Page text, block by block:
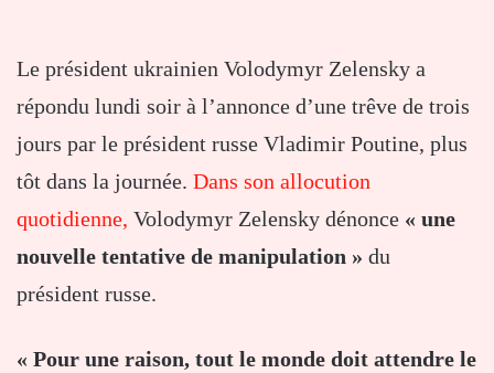
Le président ukrainien Volodymyr Zelensky a
répondu lundi soir à l’annonce d’une trêve de trois
jours par le président russe Vladimir Poutine, plus
tôt dans la journée. Dans son allocution
quotidienne, Volodymyr Zelensky dénonce « une
nouvelle tentative de manipulation » du
président russe.
« Pour une raison, tout le monde doit attendre le